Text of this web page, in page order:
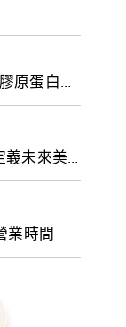
原蛋白植
義未來美
育模式 串
業時間